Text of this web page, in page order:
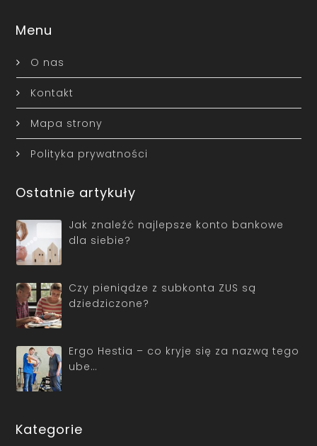
Menu
O nas
Kontakt
Mapa strony
Polityka prywatności
Ostatnie artykuły
Jak znaleźć najlepsze konto bankowe
dla siebie?
Czy pieniądze z subkonta ZUS są
dziedziczone?
Ergo Hestia – co kryje się za nazwą tego
ube…
Kategorie